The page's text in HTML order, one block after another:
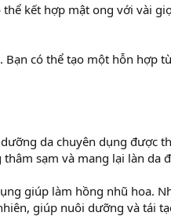
kết hợp mật ong với vài
có thể tạo một hỗn hợp
da chuyên dụng được
sạm và mang lại làn da
giúp làm hồng nhũ hoa.
giúp nuôi dưỡng và tái